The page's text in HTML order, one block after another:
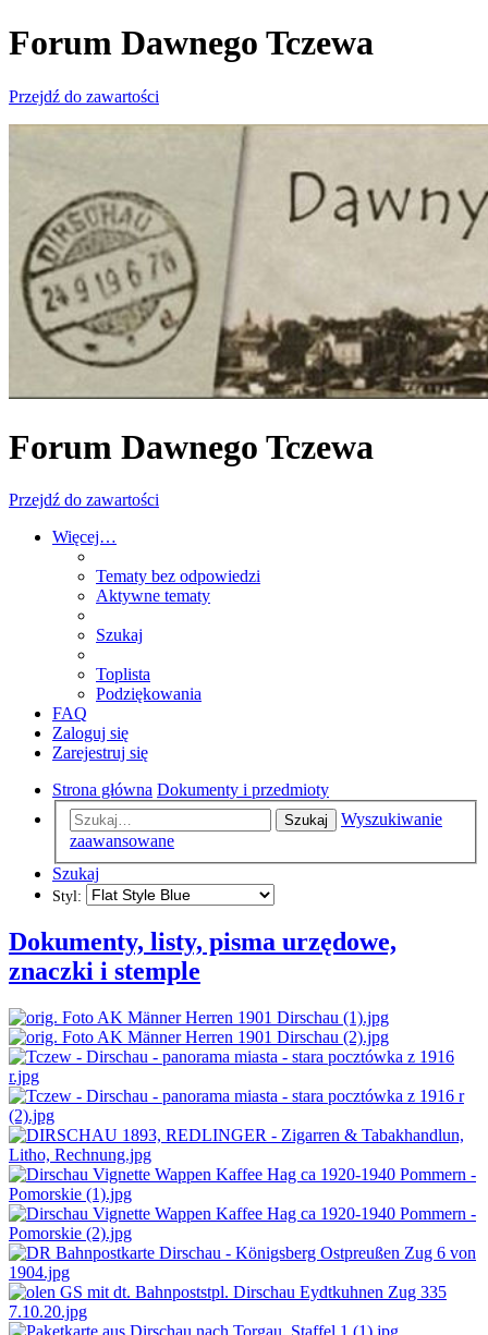
Forum Dawnego Tczewa
Przejdź do zawartości
Forum Dawnego Tczewa
Przejdź do zawartości
Więcej…
Tematy bez odpowiedzi
Aktywne tematy
Szukaj
Toplista
Podziękowania
FAQ
Zaloguj się
Zarejestruj się
Strona główna Dokumenty i przedmioty
Szukaj
Wyszukiwanie
zaawansowane
Szukaj
Styl:
Dokumenty, listy, pisma urzędowe,
znaczki i stemple